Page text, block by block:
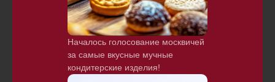
Началось голосование москвичей
за самые вкусные мучные
кондитерские изделия!